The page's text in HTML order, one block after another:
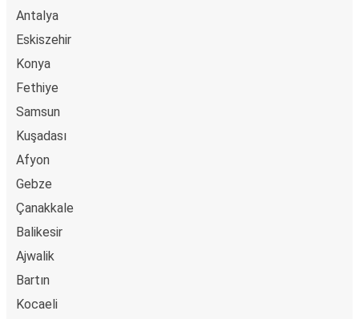
Antalya
Eskiszehir
Konya
Fethiye
Samsun
Kuşadası
Afyon
Gebze
Çanakkale
Balikesir
Ajwalik
Bartın
Kocaeli